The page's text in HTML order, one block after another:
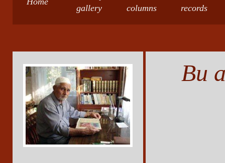
gallery
columns
records
Bu